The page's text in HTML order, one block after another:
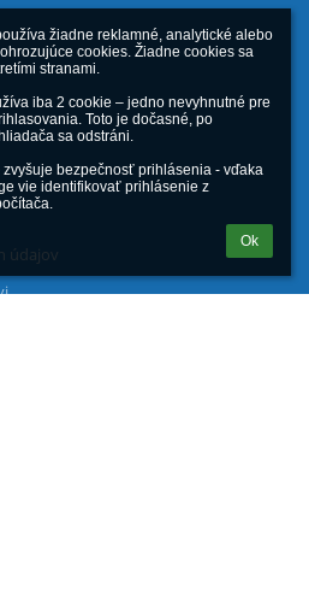
žiadne reklamné, analytické alebo
cookies. Žiadne cookies sa
stranami.
iba 2 cookie – jedno nevyhnutné pre
Toto je dočasné, po
sa odstráni.
zvyšuje bezpečnosť prihlásenia - vďaka
vie identifikovať prihlásenie z
Ok
údajov